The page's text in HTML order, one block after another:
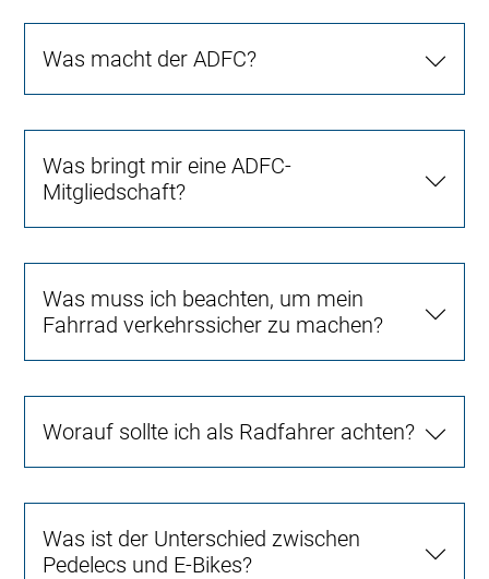
Was macht der ADFC?
Was bringt mir eine ADFC-
Mitgliedschaft?
Was muss ich beachten, um mein
Fahrrad verkehrssicher zu machen?
Worauf sollte ich als Radfahrer achten?
Was ist der Unterschied zwischen
Pedelecs und E-Bikes?